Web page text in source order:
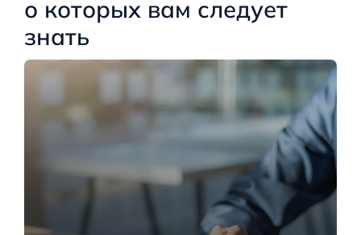
о которых вам следует
знать